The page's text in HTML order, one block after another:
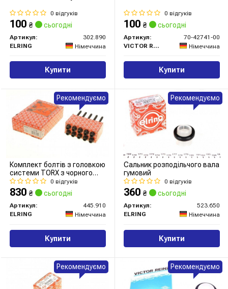
0 відгуків
100 ₴ сьогодні
Артикул:
302.890
ELRING
Німеччина
Купити
0 відгуків
100 ₴ сьогодні
Артикул:
70-42741-00
VICTOR REINZ
Німеччина
Купити
Комплект болтів з головкою
системи TORX з чорного
металу
0 відгуків
830 ₴ сьогодні
Артикул:
445.910
ELRING
Німеччина
Купити
Рекомендуємо
Сальник розподільчого вала
гумовий
0 відгуків
360 ₴ сьогодні
Артикул:
523.650
ELRING
Німеччина
Купити
Рекомендуємо
Рекомендуємо Рекомендуємо